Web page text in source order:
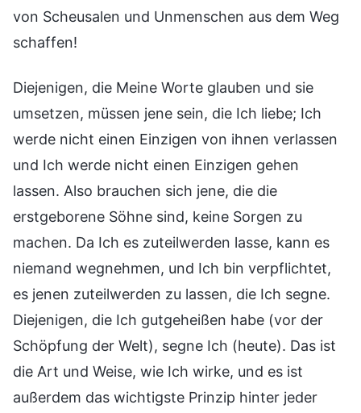
von Scheusalen und Unmenschen aus dem Weg
schaffen!
Diejenigen, die Meine Worte glauben und sie
umsetzen, müssen jene sein, die Ich liebe; Ich
werde nicht einen Einzigen von ihnen verlassen
und Ich werde nicht einen Einzigen gehen
lassen. Also brauchen sich jene, die die
erstgeborene Söhne sind, keine Sorgen zu
machen. Da Ich es zuteilwerden lasse, kann es
niemand wegnehmen, und Ich bin verpflichtet,
es jenen zuteilwerden zu lassen, die Ich segne.
Diejenigen, die Ich gutgeheißen habe (vor der
Schöpfung der Welt), segne Ich (heute). Das ist
die Art und Weise, wie Ich wirke, und es ist
außerdem das wichtigste Prinzip hinter jeder